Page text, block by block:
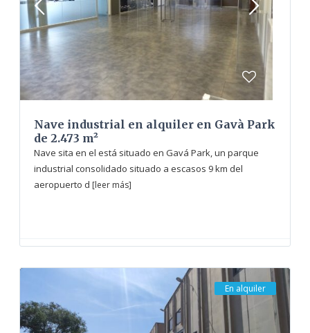
Nave industrial en alquiler en Gavà Park
de 2.473 m²
Nave sita en el está situado en Gavá Park, un parque
industrial consolidado situado a escasos 9 km del
aeropuerto d [leer más]
En alquiler